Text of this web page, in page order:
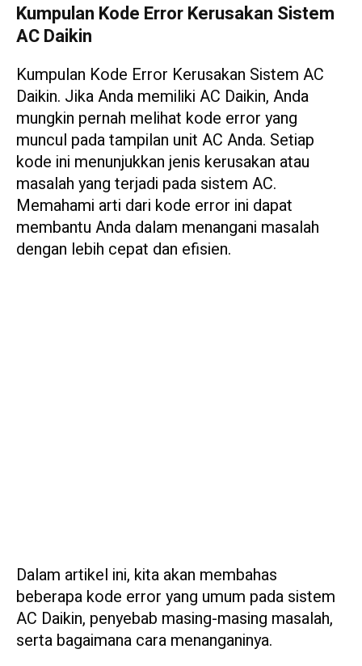
Kumpulan Kode Error Kerusakan Sistem
AC Daikin
Kumpulan Kode Error Kerusakan Sistem AC
Daikin. Jika Anda memiliki AC Daikin, Anda
mungkin pernah melihat kode error yang
muncul pada tampilan unit AC Anda. Setiap
kode ini menunjukkan jenis kerusakan atau
masalah yang terjadi pada sistem AC.
Memahami arti dari kode error ini dapat
membantu Anda dalam menangani masalah
dengan lebih cepat dan efisien.
Dalam artikel ini, kita akan membahas
beberapa kode error yang umum pada sistem
AC Daikin, penyebab masing-masing masalah,
serta bagaimana cara menanganinya.